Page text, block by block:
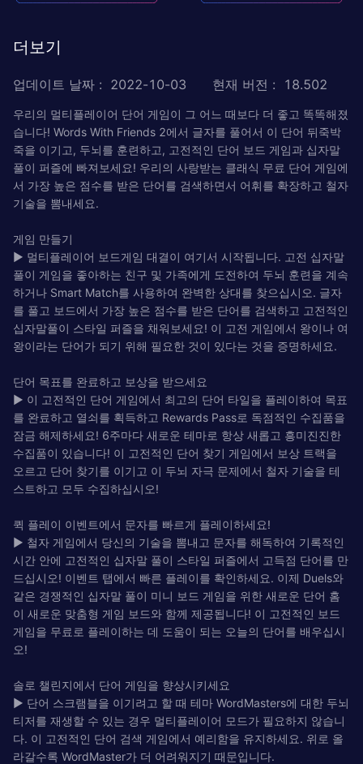
더보기
업데이트 날짜 : 2022-10-03 현재 버전 : 18.502
우리의 멀티플레이어 단어 게임이 그 어느 때보다 더 좋고 똑똑해졌
습니다! Words With Friends 2에서 글자를 풀어서 이 단어 뒤죽박
죽을 이기고, 두뇌를 훈련하고, 고전적인 단어 보드 게임과 십자말
풀이 퍼즐에 빠져보세요! 우리의 사랑받는 클래식 무료 단어 게임에
서 가장 높은 점수를 받은 단어를 검색하면서 어휘를 확장하고 철자
기술을 뽐내세요.
게임 만들기
► 멀티플레이어 보드게임 대결이 여기서 시작됩니다. 고전 십자말
풀이 게임을 좋아하는 친구 및 가족에게 도전하여 두뇌 훈련을 계속
하거나 Smart Match를 사용하여 완벽한 상대를 찾으십시오. 글자
를 풀고 보드에서 가장 높은 점수를 받은 단어를 검색하고 고전적인
십자말풀이 스타일 퍼즐을 채워보세요! 이 고전 게임에서 왕이나 여
왕이라는 단어가 되기 위해 필요한 것이 있다는 것을 증명하세요.
단어 목표를 완료하고 보상을 받으세요
► 이 고전적인 단어 게임에서 최고의 단어 타일을 플레이하여 목표
를 완료하고 열쇠를 획득하고 Rewards Pass로 독점적인 수집품을
잠금 해제하세요! 6주마다 새로운 테마로 항상 새롭고 흥미진진한
수집품이 있습니다! 이 고전적인 단어 찾기 게임에서 보상 트랙을
오르고 단어 찾기를 이기고 이 두뇌 자극 문제에서 철자 기술을 테
스트하고 모두 수집하십시오!
퀵 플레이 이벤트에서 문자를 빠르게 플레이하세요!
► 철자 게임에서 당신의 기술을 뽐내고 문자를 해독하여 기록적인
시간 안에 고전적인 십자말 풀이 스타일 퍼즐에서 고득점 단어를 만
드십시오! 이벤트 탭에서 빠른 플레이를 확인하세요. 이제 Duels와
같은 경쟁적인 십자말 풀이 미니 보드 게임을 위한 새로운 단어 홈
이 새로운 맞춤형 게임 보드와 함께 제공됩니다! 이 고전적인 보드
게임을 무료로 플레이하는 데 도움이 되는 오늘의 단어를 배우십시
오!
솔로 챌린지에서 단어 게임을 향상시키세요
► 단어 스크램블을 이기려고 할 때 테마 WordMasters에 대한 두뇌
티저를 재생할 수 있는 경우 멀티플레이어 모드가 필요하지 않습니
다. 이 고전적인 단어 검색 게임에서 예리함을 유지하세요. 위로 올
라갈수록 WordMaster가 더 어려워지기 때문입니다.